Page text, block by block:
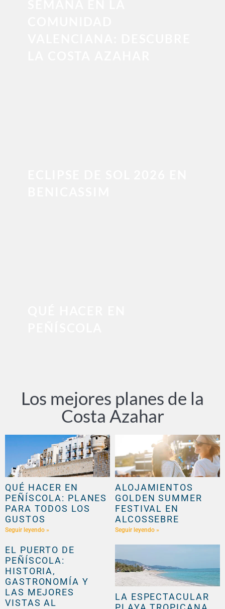
Los mejores planes de la
Costa Azahar
QUÉ HACER EN
PEÑÍSCOLA: PLANES
PARA TODOS LOS
GUSTOS
Seguir leyendo »
ALOJAMIENTOS
GOLDEN SUMMER
FESTIVAL EN
ALCOSSEBRE
Seguir leyendo »
EL PUERTO DE
PEÑÍSCOLA:
HISTORIA,
GASTRONOMÍA Y
LAS MEJORES
VISTAS AL
LA ESPECTACULAR